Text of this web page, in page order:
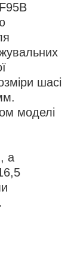
шасі
моделі
а